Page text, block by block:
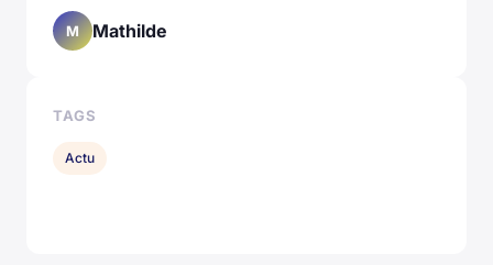
M Mathilde
TAGS
Actu